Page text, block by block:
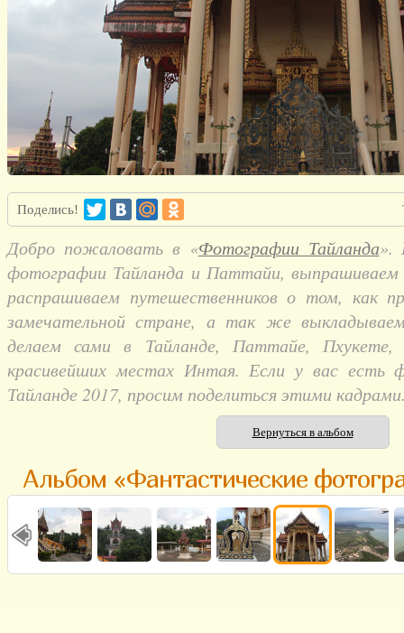
Поделись!
Добро пожаловать в «Фотографии Тайланда».
фотографии Тайланда и Паттайи, выпрашиваем
распрашиваем путешественников о том, как
замечательной стране, а так же
делаем сами в Тайланде, Паттайе,
красивейших местах Интая. Если у вас есть
Тайланде 2017, просим поделиться этими
Вернуться в альбом
Альбом «Фантастические